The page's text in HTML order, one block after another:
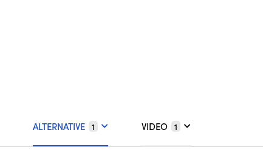
ALTERNATIVE 1 VIDEO 1